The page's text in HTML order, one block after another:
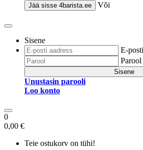
Jää sisse 4barista.ee Või
Sisene
E-
Parool
Sisene
Unustasin parooli
Loo konto
0
0,00 €
Teie ostukorv on tühi!